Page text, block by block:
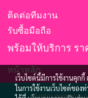
ติดต่อทีมงาน
รับซื้อมือถือ
พร้อมให้บริการ รา
หน้าหลัก
All rights reserved to
เว็บไซต์นี้มีการใช้งานคุก
ในการใช้งานเว็บไซต์ของ